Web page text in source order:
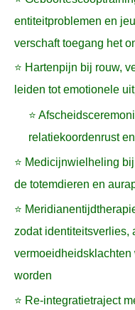
entiteitproblemen en
verschaft toegang het
⭐ Hartenpijn bij rouw,
leiden tot emotionele
⭐
relatiekoordenrust
⭐ Medicijnwielheling
de totemdieren en
⭐
zodat identiteitsverlies,
worden
⭐ Re-integratietraject